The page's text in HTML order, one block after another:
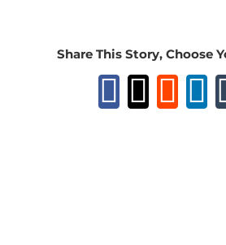
Share This Story, Choose
X